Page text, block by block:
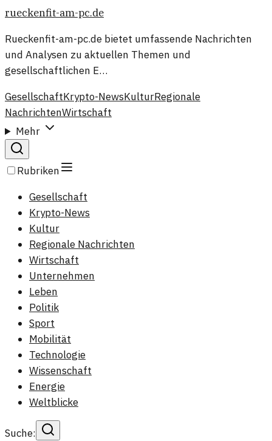
rueckenfit-am-pc.de
Rueckenfit-am-pc.de bietet umfassende Nachrichten
und Analysen zu aktuellen Themen und
gesellschaftlichen E…
GesellschaftKrypto-NewsKulturRegionale
NachrichtenWirtschaft
Mehr
Rubriken
Gesellschaft
Krypto-News
Kultur
Regionale Nachrichten
Wirtschaft
Unternehmen
Leben
Politik
Sport
Mobilität
Technologie
Wissenschaft
Energie
Weltblicke
Suche: